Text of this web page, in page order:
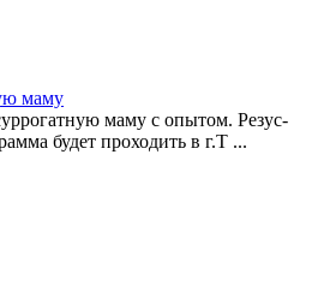
маму
маму с опытом. Резус-
будет проходить в г.Т ...